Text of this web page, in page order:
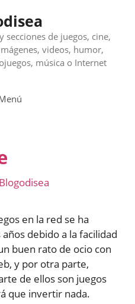
secciones de juegos, cine,
videos, humor,
música o Internet
Blogodisea
en la red se ha
debido a la facilidad
buen rato de ocio con
y por otra parte,
de ellos son juegos
que invertir nada.